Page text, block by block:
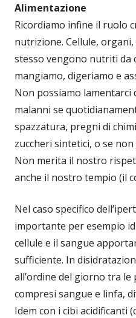
Alimentazione
Ricordiamo infine il ruolo
nutrizione. Cellule,
stesso vengono nutriti da
mangiamo, digeriamo e
Non possiamo lamentarci
malanni se
spazzatura, pregni di
zuccheri sintetici, o se
Non merita il nostro
anche il nostro tempio (il
Nel caso specifico
importante per esempio
cellule e il sangue
sufficiente. In
all’ordine del giorno tra
compresi sangue e linfa,
Idem con i cibi acidificanti